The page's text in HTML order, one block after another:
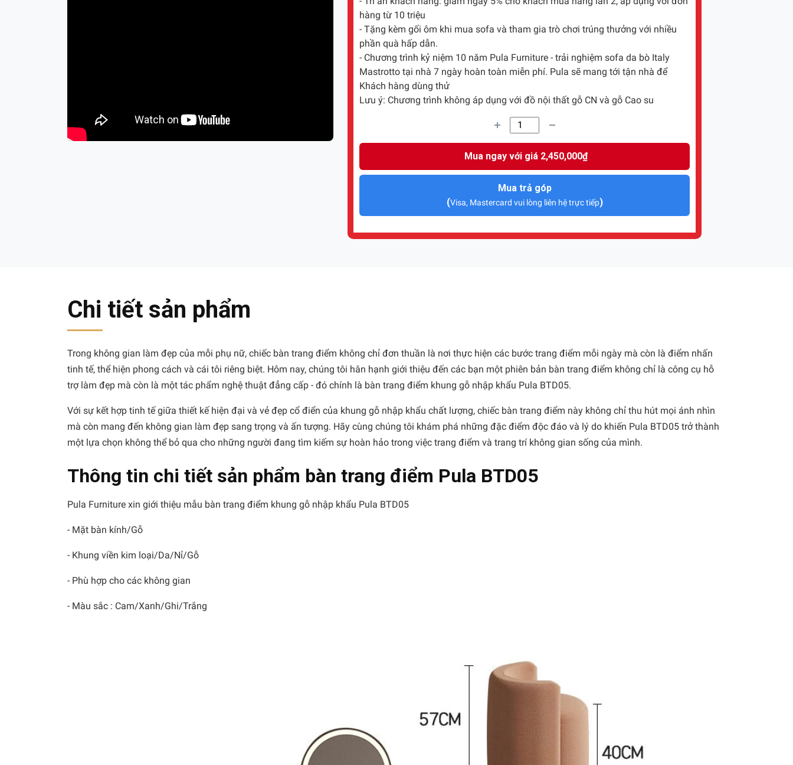
hàng từ 10 triệu
- Tặng kèm gối ôm khi mua sofa và tham gia trò chơi trúng thưởng với nhiều
phần quà hấp dẫn.
- Chương trình kỷ niệm 10 năm Pula Furniture - trải nghiệm sofa da bò Italy
Mastrotto tại nhà 7 ngày hoàn toàn miễn phí. Pula sẽ mang tới tận nhà để
Khách hàng dùng thử
Lưu ý: Chương trình không áp dụng với đồ nội thất gỗ CN và gỗ Cao su
Mua ngay với giá 2,450,000₫
Mua trả góp
(Visa, Mastercard vui lòng liên hệ trực tiếp)
Chi tiết sản phẩm
Trong không gian làm đẹp của mỗi phụ nữ, chiếc bàn trang điểm không chỉ đơn thuần là nơi thực hiện các bước trang điểm mỗi ngày mà còn là điểm nhấn
tinh tế, thể hiện phong cách và cái tôi riêng biệt. Hôm nay, chúng tôi hân hạnh giới thiệu đến các bạn một phiên bản bàn trang điểm không chỉ là công cụ hỗ
trợ làm đẹp mà còn là một tác phẩm nghệ thuật đẳng cấp - đó chính là bàn trang điểm khung gỗ nhập khẩu Pula BTD05.
Với sự kết hợp tinh tế giữa thiết kế hiện đại và vẻ đẹp cổ điển của khung gỗ nhập khẩu chất lượng, chiếc bàn trang điểm này không chỉ thu hút mọi ánh nhìn
mà còn mang đến không gian làm đẹp sang trọng và ấn tượng. Hãy cùng chúng tôi khám phá những đặc điểm độc đáo và lý do khiến Pula BTD05 trở thành
một lựa chọn không thể bỏ qua cho những người đang tìm kiếm sự hoàn hảo trong việc trang điểm và trang trí không gian sống của mình.
Thông tin chi tiết sản phẩm bàn trang điểm Pula BTD05
Pula Furniture xin giới thiệu mẫu bàn trang điểm khung gỗ nhập khẩu Pula BTD05
- Mặt bàn kính/Gỗ
- Khung viền kim loại/Da/Nỉ/Gỗ
- Phù hợp cho các không gian
- Màu sắc : Cam/Xanh/Ghi/Trắng